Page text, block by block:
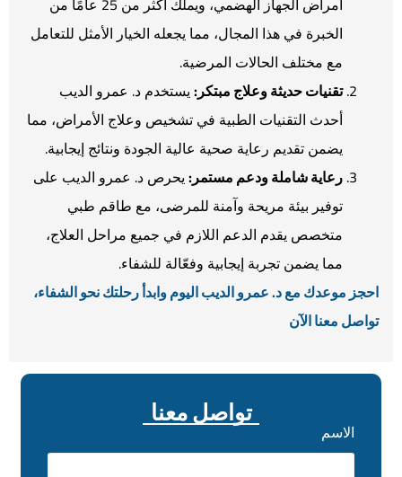
الخبرة في هذا المجال، مما يجعله الخيار الأمثل للتعامل
مع مختلف الحالات المرضية.
تقنيات حديثة وعلاج مبتكر:يستخدم د. عمرو الديب
أحدث التقنيات الطبية في تشخيص وعلاج الأمراض، مما
يضمن تقديم رعاية صحية عالية الجودة ونتائج إيجابية.
رعاية شاملة ودعم مستمر:يحرص د. عمرو الديب على
توفير بيئة مريحة وآمنة للمرضى، مع طاقم طبي
متخصص يقدم الدعم اللازم في جميع مراحل العلاج،
مما يضمن تجربة إيجابية وفعّالة للشفاء.
احجز موعدك مع د. عمرو الديب اليوم وابدأ رحلتك نحو الشفاء،
تواصل معنا الآن
تواصل معنا الاسم